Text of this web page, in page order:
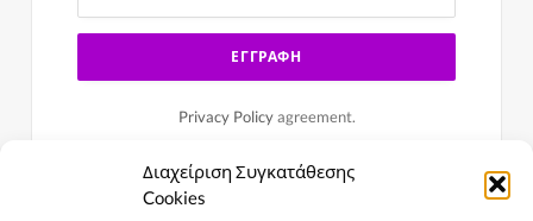
Διαχείριση Συγκατάθεσης
Cookies
Privacy Policyagreement.